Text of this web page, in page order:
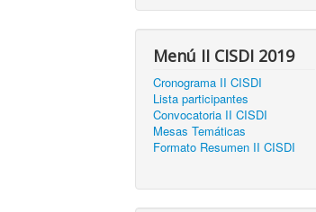
Menú II CISDI 2019
Cronograma II CISDI
Lista participantes
Convocatoria II CISDI
Mesas Temáticas
Formato Resumen II CISDI